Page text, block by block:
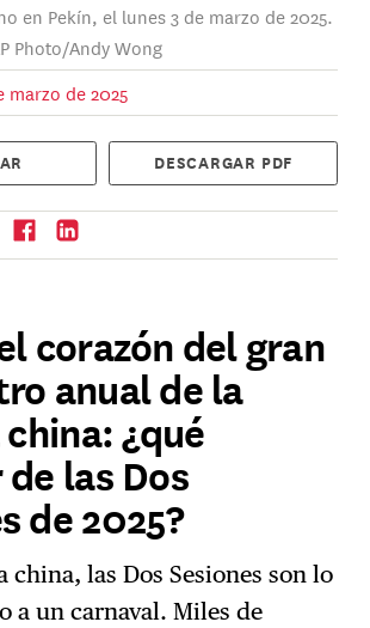
en Pekín, el lunes 3 de marzo de 2025.
Photo/Andy Wong
marzo de 2025
DESCARGAR PDF
corazón del gran
anual de la
¿qué
las Dos
de 2025?
china, las Dos Sesiones son lo
a un carnaval. Miles de